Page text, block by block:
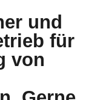
und
für
von